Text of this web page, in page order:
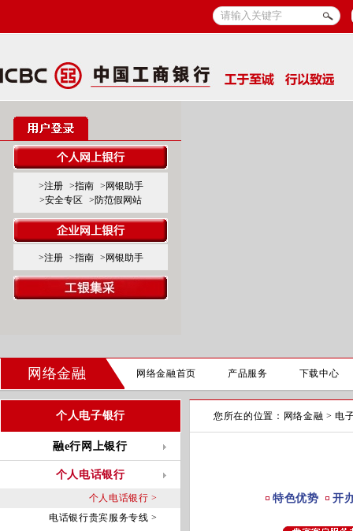
>注册 >指南
>网银助手
>安全专区
>防范假网站
>注册 >指南 >网银助手
网络金融 网络金融首页 产品服务 下载中心
个人电子银行
融e行网上银行
个人电话银行
个人电话银行 >
电话银行贵宾服务专线 >
您所在的位置： 网络金融 >电
特色优势 开